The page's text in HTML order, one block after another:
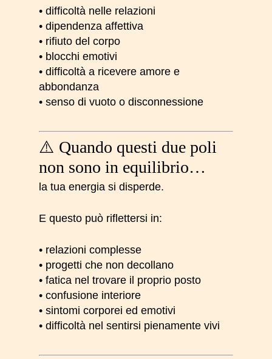
• difficoltà nelle relazioni
• dipendenza affettiva
• rifiuto del corpo
• blocchi emotivi
• difficoltà a ricevere amore e
abbondanza
• senso di vuoto o disconnessione
⚠️ Quando questi due poli
non sono in equilibrio…
la tua energia si disperde.
E questo può riflettersi in:
• relazioni complesse
• progetti che non decollano
• fatica nel trovare il proprio posto
• confusione interiore
• sintomi corporei ed emotivi
• difficoltà nel sentirsi pienamente vivi